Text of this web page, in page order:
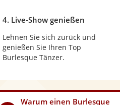
4. Live-Show genießen
Lehnen Sie sich zurück und
genießen Sie Ihren Top
Burlesque Tänzer.
Warum einen Burlesque